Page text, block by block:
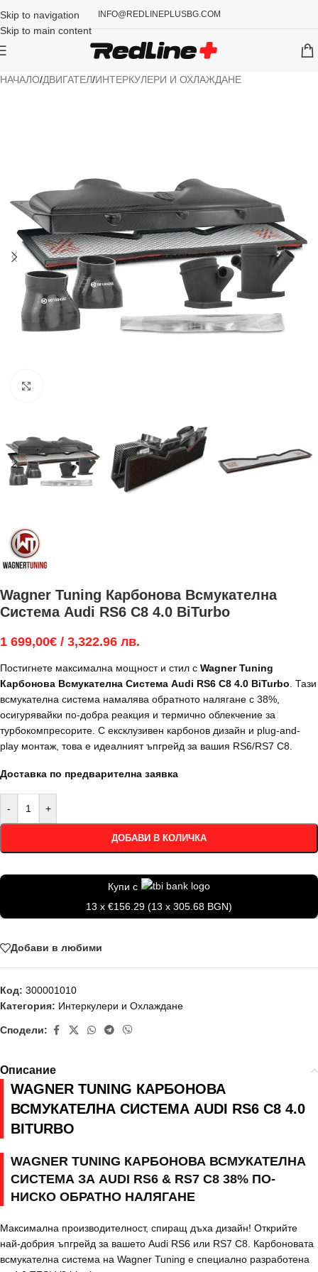
Skip to navigation
Skip to main content
INFO@REDLINEPLUSBG.COM
НАЧАЛО/ДВИГАТЕЛ/ИНТЕРКУЛЕРИ И ОХЛАЖДАНЕ
Wagner Tuning Карбонова Всмукателна
Система Audi RS6 C8 4.0 BiTurbo
1 699,00€ / 3,322.96 лв.
Постигнете максимална мощност и стил с Wagner Tuning
Карбонова Всмукателна Система Audi RS6 C8 4.0 BiTurbo . Тази
всмукателна система намалява обратното налягане с 38%,
осигурявайки по-добра реакция и термично облекчение за
турбокомпресорите. С ексклузивен карбонов дизайн и plug-and-
play монтаж, това е идеалният ъпгрейд за вашия RS6/RS7 C8.
Доставка по предварителна заявка
- +
ДОБАВИ В КОЛИЧКА
Купи с
13 x €156.29 (13 x 305.68 BGN)
Добави в любими
Код: 300001010
Категория: Интеркулери и Охлаждане
Сподели:
Описание
WAGNER TUNING КАРБОНОВА
ВСМУКАТЕЛНА СИСТЕМА AUDI RS6 C8 4.0
BITURBO
WAGNER TUNING КАРБОНОВА ВСМУКАТЕЛНА
СИСТЕМА ЗА AUDI RS6 & RS7 C8 38% ПО-
НИСКО ОБРАТНО НАЛЯГАНЕ
Максимална производителност, спиращ дъха дизайн! Открийте
най-добрия ъпгрейд за вашето Audi RS6 или RS7 C8. Карбоновата
всмукателна система на Wagner Tuning е специално разработена